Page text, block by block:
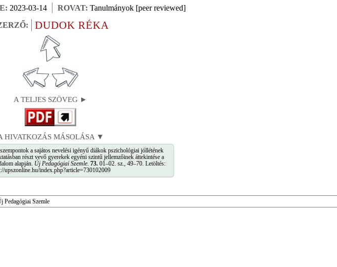
2023-03-14 ROVAT: Tanulmányok [peer reviewed]
DUDOK RÉKA
A TELJES SZÖVEG ►
HIVATKOZÁS MÁSOLÁSA ▼
a sajátos nevelési igényű diákok pszichológiai jóllétének
részt vevő gyerekek egyéni szintű jellemzőinek áttekintése a
alapján. Új Pedagógiai Szemle. 73. 01–02. sz., 49–70. Letöltés:
upszonline.hu/index.php?article=730102009
Pedagógiai Szemle